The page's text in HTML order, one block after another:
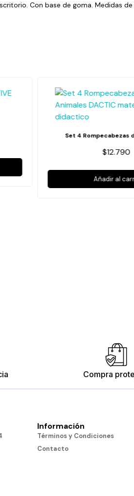
Con base de goma. Medidas
Set 4 Rompecabezas
$12.790
Añadir al
Compra
Información
Términos y Condiciones
Contacto